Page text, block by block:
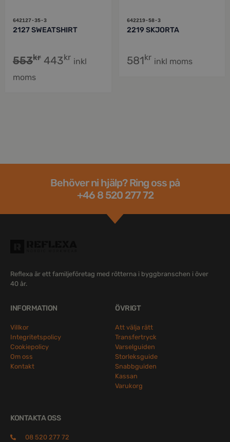
642127-35-3
2127 SWEATSHIRT
553kr 443kr inkl
moms
642219-58-3
2219 SKJORTA
581kr inkl moms
Behöver ni hjälp? Ring oss på
+46 8 520 277 72
Reflexa är ett familjeföretag med rötterna i byggbranschen i över
40 år.
INFORMATION
Villkor
Integritetspolicy
Cookiepolicy
Om oss
Kontakt
ÖVRIGT
Att välja rätt
Transfertryck
Varselguiden
Storleksguide
Snabbguiden
Kassan
Varukorg
KONTAKTA OSS
08 520 277 72